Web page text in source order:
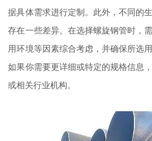
据具体需求进行定制。此外，不同的
存在一些差异。在选择螺旋钢管时，
用环境等因素综合考虑，并确保所选
如果你需要更详细或特定的规格信息
或相关行业机构。